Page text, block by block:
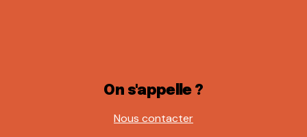
On s'appelle ?
Nous contacter